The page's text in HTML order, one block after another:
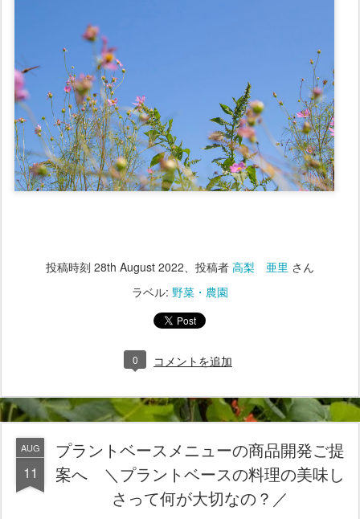
投稿時刻 28th August 2022 、投稿者 高梨 亜里 さん
ラベル: 野菜・農園
0 コメントを追加
AUG
11
プラントベースメニューの商品開発ご提
案へ ＼プラントベースの料理の美味し
さって何が大切なの？／